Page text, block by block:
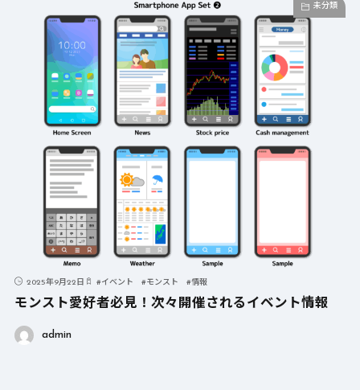
未分類
2025年9月22日 #イベント #モンスト #情報
モンスト愛好者必見！次々開催されるイベント情報
admin